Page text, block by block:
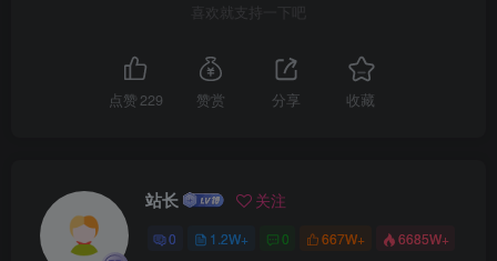
喜欢就支持一下吧
点赞229 赞赏 分享 收藏
站长 关注
0 1.2W+ 0 667W+ 6685W+